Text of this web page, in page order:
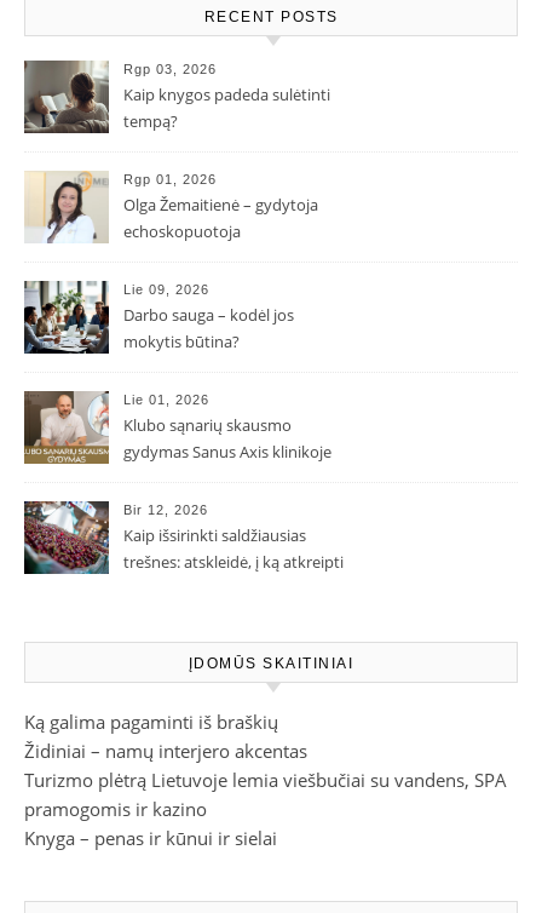
RECENT POSTS
Rgp 03, 2026
Kaip knygos padeda sulėtinti
tempą?
Rgp 01, 2026
Olga Žemaitienė – gydytoja
echoskopuotoja
Lie 09, 2026
Darbo sauga – kodėl jos
mokytis būtina?
Lie 01, 2026
Klubo sąnarių skausmo
gydymas Sanus Axis klinikoje
Bir 12, 2026
Kaip išsirinkti saldžiausias
trešnes: atskleidė, į ką atkreipti
ĮDOMŪS SKAITINIAI
Ką galima pagaminti iš braškių
Židiniai – namų interjero akcentas
Turizmo plėtrą Lietuvoje lemia viešbučiai su vandens, SPA
pramogomis ir kazino
Knyga – penas ir kūnui ir sielai